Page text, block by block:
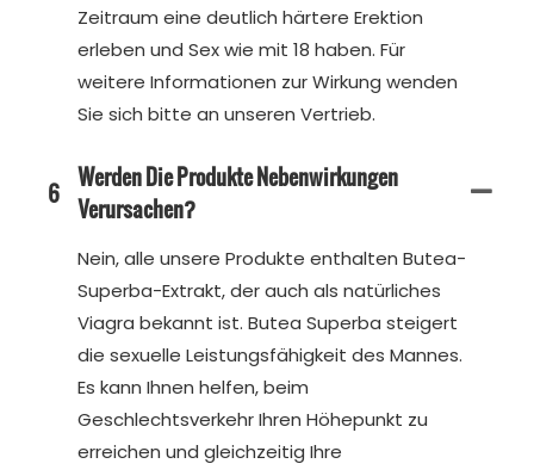
Zeitraum eine deutlich härtere Erektion
erleben und Sex wie mit 18 haben. Für
weitere Informationen zur Wirkung wenden
Sie sich bitte an unseren Vertrieb.
6 Werden Die Produkte Nebenwirkungen
Verursachen?
Nein, alle unsere Produkte enthalten Butea-
Superba-Extrakt, der auch als natürliches
Viagra bekannt ist. Butea Superba steigert
die sexuelle Leistungsfähigkeit des Mannes.
Es kann Ihnen helfen, beim
Geschlechtsverkehr Ihren Höhepunkt zu
erreichen und gleichzeitig Ihre